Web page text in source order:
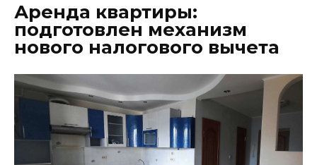
Аренда квартиры:
подготовлен механизм
нового налогового вычета